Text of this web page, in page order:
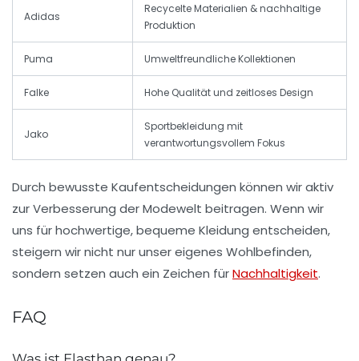
Adidas
Recycelte Materialien & nachhaltige
Produktion
Puma Umweltfreundliche Kollektionen
Falke Hohe Qualität und zeitloses Design
Jako
Sportbekleidung mit
verantwortungsvollem Fokus
Durch bewusste Kaufentscheidungen können wir aktiv
zur Verbesserung der Modewelt beitragen. Wenn wir
uns für hochwertige, bequeme Kleidung entscheiden,
steigern wir nicht nur unser eigenes Wohlbefinden,
sondern setzen auch ein Zeichen fürNachhaltigkeit.
FAQ